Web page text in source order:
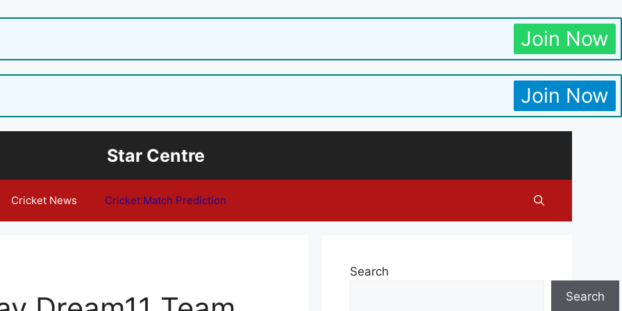
Join Now
Join Now
Star Centre
Cricket News Cricket Match Prediction
Search
Search